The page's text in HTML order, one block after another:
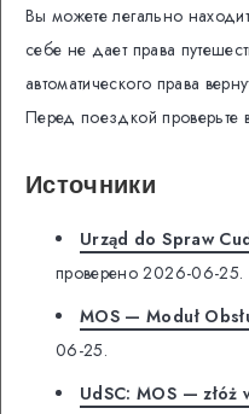
Вы можете легально
себе не дает права
автоматического права
Перед поездкой проверьте
Источники
Urząd do Spraw
проверено 2026-06-25.
MOS — Moduł
06-25.
UdSC: MOS —